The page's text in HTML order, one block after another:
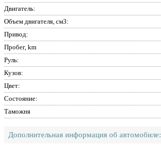
Двигатель:
Объем двигателя, см3:
Привод:
Пробег, km
Руль:
Кузов:
Цвет:
Состояние:
Таможня
Дополнительная информация об автомобиле: